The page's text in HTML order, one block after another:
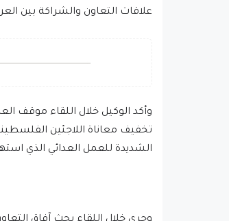
علاقات التعاون والشراكة بين
وأكد الوكيل خلال اللقاء موقف
تخفيف معاناة اللاجئين
الشديدة للعمل العدائي الذي